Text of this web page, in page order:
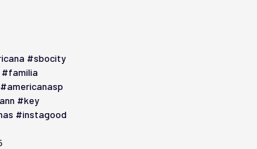
#sbocity
#familia
#americanasp
#key
#instagood